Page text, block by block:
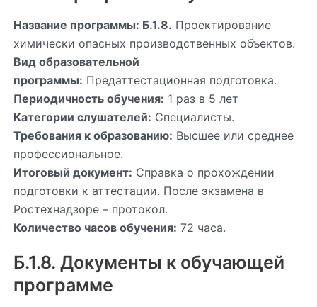
Название программы: Б.1.8. Проектирование
химически опасных производственных объектов.
Вид образовательной
программы: Предаттестационная подготовка.
Периодичность обучения: 1 раз в 5 лет
Категории слушателей: Специалисты.
Требования к образованию: Высшее или среднее
профессиональное.
Итоговый документ: Справка о прохождении
подготовки к аттестации. После экзамена в
Ростехнадзоре – протокол.
Количество часов обучения: 72 часа.
Б.1.8. Документы к обучающей
программе